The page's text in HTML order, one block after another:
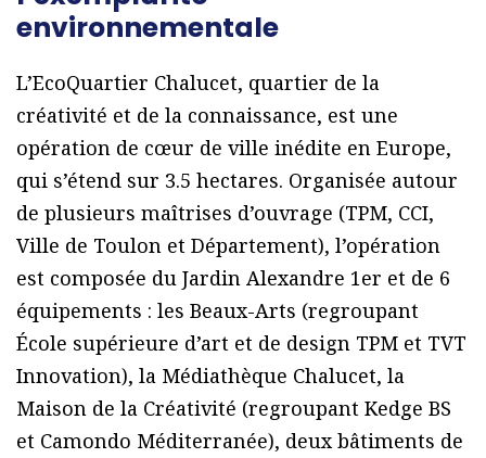
environnementale
L’EcoQuartier Chalucet, quartier de la
créativité et de la connaissance, est une
opération de cœur de ville inédite en Europe,
qui s’étend sur 3.5 hectares. Organisée autour
de plusieurs maîtrises d’ouvrage (TPM, CCI,
Ville de Toulon et Département), l’opération
est composée du Jardin Alexandre 1er et de 6
équipements : les Beaux-Arts (regroupant
École supérieure d’art et de design TPM et TVT
Innovation), la Médiathèque Chalucet, la
Maison de la Créativité (regroupant Kedge BS
et Camondo Méditerranée), deux bâtiments de